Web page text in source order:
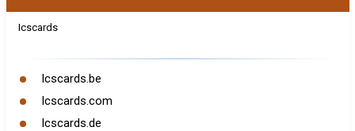
Icscards
Icscards.be
Icscards.com
Icscards.de